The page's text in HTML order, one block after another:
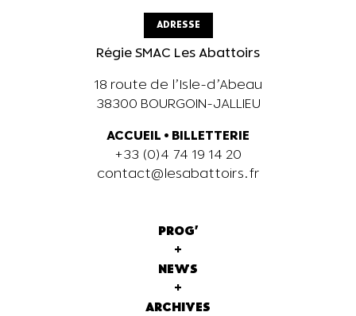
ADRESSE
Régie SMAC Les Abattoirs
18 route de l’Isle-d’Abeau
38300 BOURGOIN-JALLIEU
ACCUEIL • BILLETTERIE
+33 (0)4 74 19 14 20
contact@lesabattoirs.fr
PROG'
+
NEWS
+
ARCHIVES